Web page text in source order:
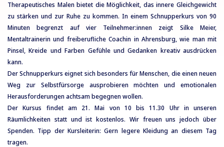
Therapeutisches Malen bietet die Möglichkeit, das innere Gleichgewicht
zu stärken und zur Ruhe zu kommen. In einem Schnupperkurs von 90
Minuten begrenzt auf vier Teilnehmer:innen zeigt Silke Meier,
Mentaltrainerin und freiberufliche Coachin in Ahrensburg, wie man mit
Pinsel, Kreide und Farben Gefühle und Gedanken kreativ ausdrücken
kann.
Der Schnupperkurs eignet sich besonders für Menschen, die einen neuen
Weg zur Selbstfürsorge ausprobieren möchten und emotionalen
Herausforderungen achtsam begegnen wollen.
Der Kursus findet am 21. Mai von 10 bis 11.30 Uhr in unseren
Räumlichkeiten statt und ist kostenlos. Wir freuen uns jedoch über
Spenden. Tipp der Kursleiterin: Gern legere Kleidung an diesem Tag
tragen.